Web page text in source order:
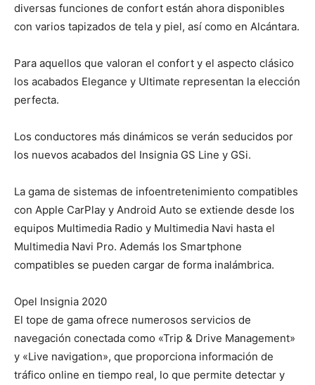
diversas funciones de confort están ahora disponibles
con varios tapizados de tela y piel, así como en Alcántara.
Para aquellos que valoran el confort y el aspecto clásico
los acabados Elegance y Ultimate representan la elección
perfecta.
Los conductores más dinámicos se verán seducidos por
los nuevos acabados del Insignia GS Line y GSi.
La gama de sistemas de infoentretenimiento compatibles
con Apple CarPlay y Android Auto se extiende desde los
equipos Multimedia Radio y Multimedia Navi hasta el
Multimedia Navi Pro. Además los Smartphone
compatibles se pueden cargar de forma inalámbrica.
Opel Insignia 2020
El tope de gama ofrece numerosos servicios de
navegación conectada como «Trip & Drive Management»
y «Live navigation», que proporciona información de
tráfico online en tiempo real, lo que permite detectar y